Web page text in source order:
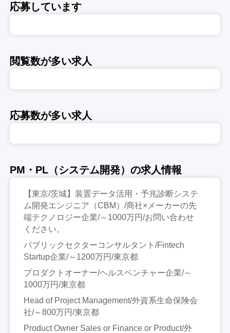
応募しています
閲覧数が多い求人
応募数が多い求人
PM・PL（システム開発）の求人情報
【東京/茨城】装置データ活用・予兆診断システ
ム開発エンジニア（CBM）/商社×メーカーの先
端テクノロジー企業/～1000万円/お問い合わせ
ください。
パブリックセクターコンサルタント/Fintech
Startup企業/～1200万円/東京都
プロダクトオーナー/ヘルスベンチャー企業/～
1000万円/東京都
Head of Project Management/外資系生命保険会
社/～800万円/東京都
Product Owner Sales or Finance or Product/外